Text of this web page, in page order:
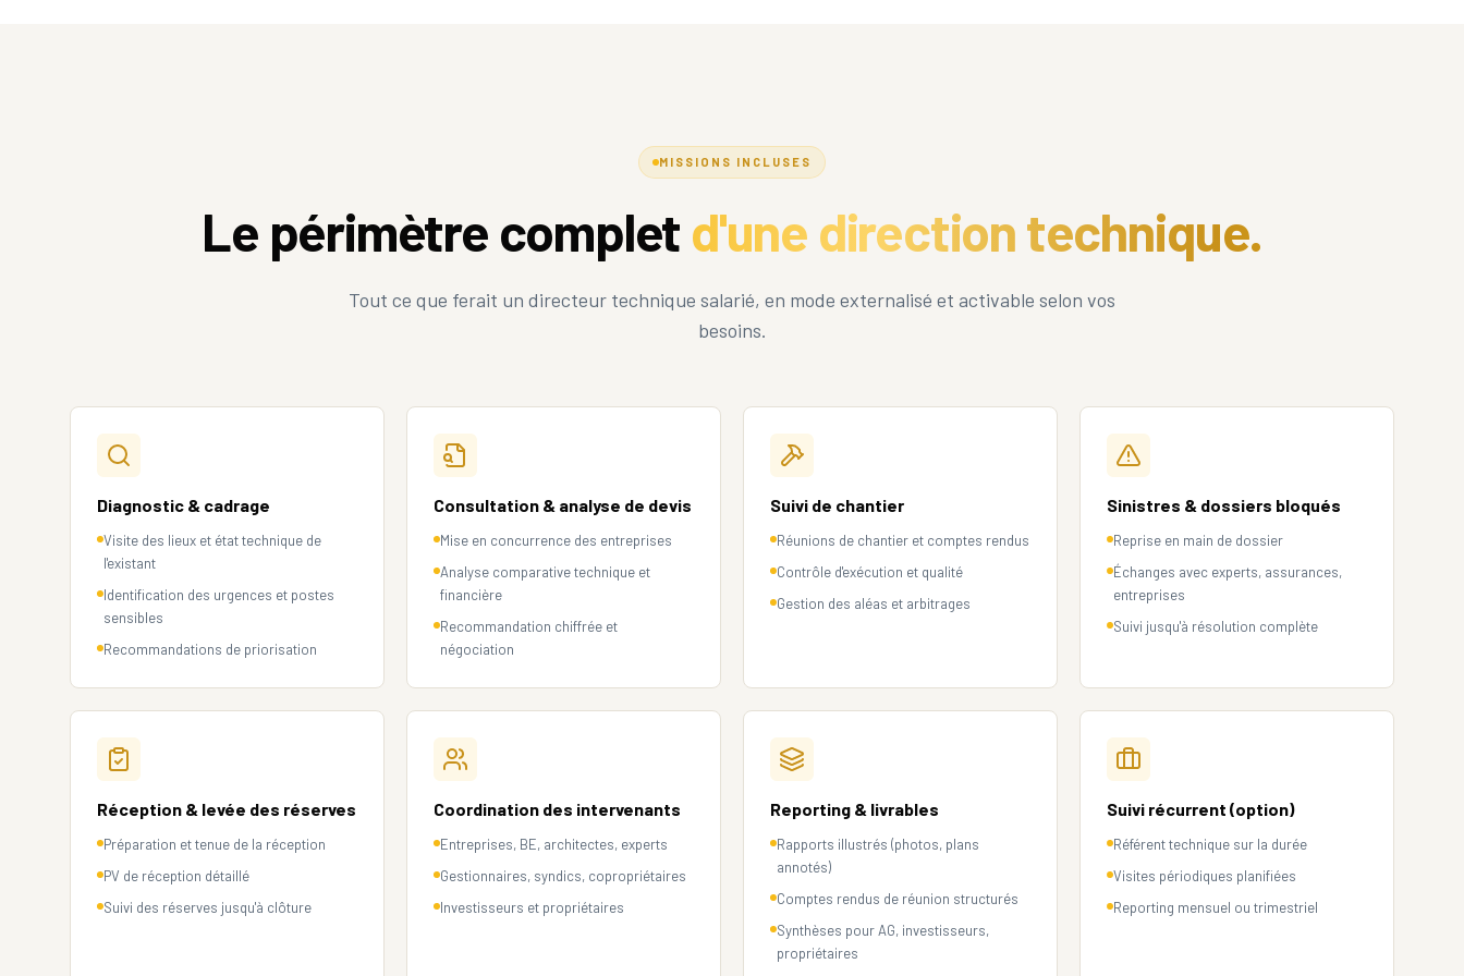
MISSIONS INCLUSES
Le périmètre complet d'une direction technique.
Tout ce que ferait un directeur technique salarié, en mode externalisé et activable selon vos
besoins.
Diagnostic & cadrage
Visite des lieux et état technique de
l'existant
Identification des urgences et postes
sensibles
Recommandations de priorisation
Consultation & analyse de devis
Mise en concurrence des entreprises
Analyse comparative technique et
financière
Recommandation chiffrée et
négociation
Suivi de chantier
Réunions de chantier et comptes rendus
Contrôle d'exécution et qualité
Gestion des aléas et arbitrages
Sinistres & dossiers bloqués
Reprise en main de dossier
Échanges avec experts, assurances,
entreprises
Suivi jusqu'à résolution complète
Réception & levée des réserves
Préparation et tenue de la réception
PV de réception détaillé
Suivi des réserves jusqu'à clôture
Coordination des intervenants
Entreprises, BE, architectes, experts
Gestionnaires, syndics, copropriétaires
Investisseurs et propriétaires
Reporting & livrables
Rapports illustrés (photos, plans
annotés)
Comptes rendus de réunion structurés
Synthèses pour AG, investisseurs,
propriétaires
Suivi récurrent (option)
Référent technique sur la durée
Visites périodiques planifiées
Reporting mensuel ou trimestriel